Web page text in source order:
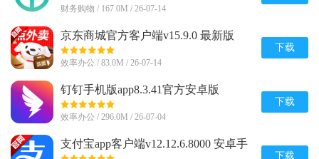
财务购物 / 167.0M / 26-07-14
京东商城官方客户端v15.9.0 最新版
效率办公 / 83.0M / 26-07-14
下载
钉钉手机版app8.3.41官方安卓版
效率办公 / 296.0M / 26-07-04
下载
支付宝app客户端v12.12.6.8000 安卓手
机版
下载